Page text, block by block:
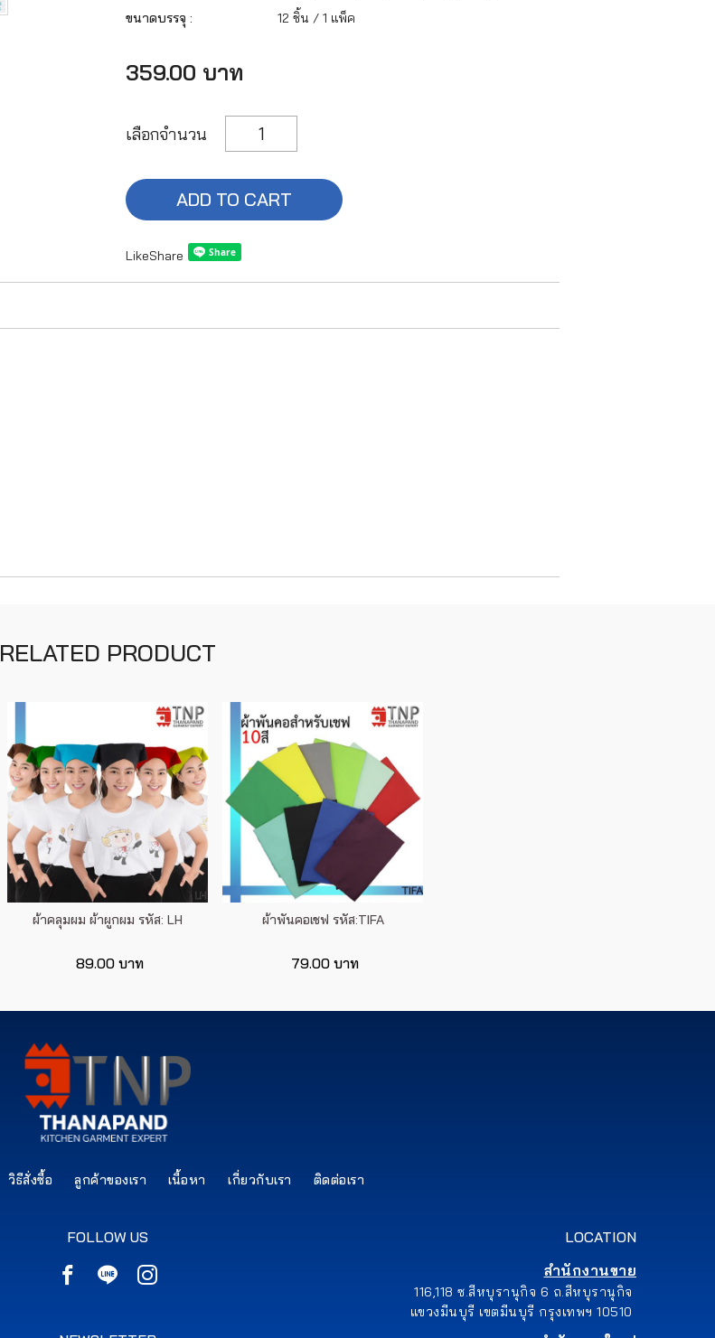
ขนาดบรรจุ :
12 ชิ้น / 1 แพ็ค
359.00 บาท
เลือกจำนวน
ADD TO CART
LikeShare
RELATED PRODUCT
ผ้าคลุมผม ผ้าผูกผม รหัส: LH
89.00 บาท
ผ้าพันคอเชฟ รหัส:TIFA
79.00 บาท
วิธีสั่งซื้อ ลูกค้าของเรา เนื้อหา เกี่ยวกับเรา ติดต่อเรา
LOCATION
สำนักงานขาย
116,118 ซ.สีหบุรานุกิจ 6 ถ.สีหบุรานุกิจ
แขวงมีนบุรี เขตมีนบุรี กรุงเทพฯ 10510
FOLLOW US